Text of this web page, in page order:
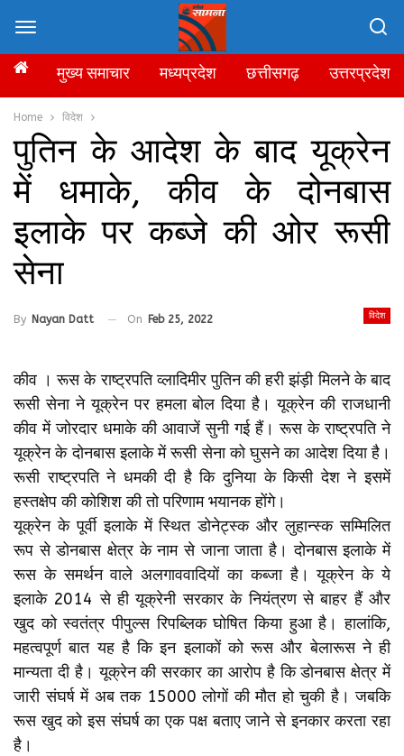
Home विदेश
पुतिन के आदेश के बाद यूक्रेन
में धमाके, कीव के दोनबास
इलाके पर कब्‍जे की ओर रूसी
सेना
विदेश
By Nayan Datt On Feb 25, 2022
कीव । रूस के राष्‍ट्रपति व्‍लादिमीर पुतिन की हरी झंड़ी मिलने के बाद
रूसी सेना ने यूक्रेन पर हमला बोल दिया है। यूक्रेन की राजधानी
कीव में जोरदार धमाके की आवाजें सुनी गई हैं। रूस के राष्‍ट्रपति ने
यूक्रेन के दोनबास इलाके में रूसी सेना को घुसने का आदेश दिया है।
रूसी राष्‍ट्रपति ने धमकी दी है क‍ि दुनिया के किसी देश ने इसमें
हस्‍तक्षेप की कोशिश की तो परिणाम भयानक होंगे।
यूक्रेन के पूर्वी इलाके में स्थित डोनेट्स्क और लुहान्स्क सम्मिलित
रूप से डोनबास क्षेत्र के नाम से जाना जाता है। दोनबास इलाके में
रूस के समर्थन वाले अलगाववादियों का कब्जा है। यूक्रेन के ये
इलाके 2014 से ही यूक्रेनी सरकार के नियंत्रण से बाहर हैं और
खुद को स्वतंत्र पीपुल्स रिपब्लिक घोषित किया हुआ है। हालांकि,
महत्‍वपूर्ण बात यह है कि इन इलाकों को रूस और बेलारूस ने ही
मान्यता दी है। यूक्रेन की सरकार का आरोप है कि डोनबास क्षेत्र में
जारी संघर्ष में अब तक 15000 लोगों की मौत हो चुकी है। जबकि
रूस खुद को इस संघर्ष का एक पक्ष बताए जाने से इनकार करता रहा
है।
मुख्य समाचार मध्यप्रदेश छत्तीसगढ़ उत्तरप्रदेश